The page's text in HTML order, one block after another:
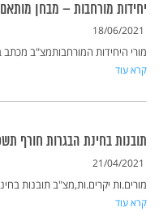
יחידות מורחבות – מבחן מותאם
18/06/2021
מורי היחידות המורחבותמצ"ב
קרא עוד
תובנות בחינת הבגרות חורף
21/04/2021
מורים.ות יקרים.ות,מצ"ב תובנות
קרא עוד